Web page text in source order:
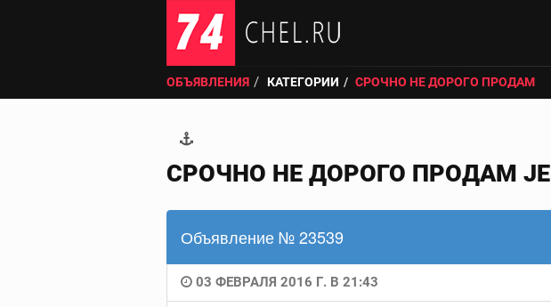
ОБЪЯВЛЕНИЯ КАТЕГОРИИ СРОЧНО НЕ ДОРОГО ПРОДАМ
СРОЧНО НЕ ДОРОГО ПРОДАМ
Объявление № 23539
03 ФЕВРАЛЯ 2016 Г. В 21:43